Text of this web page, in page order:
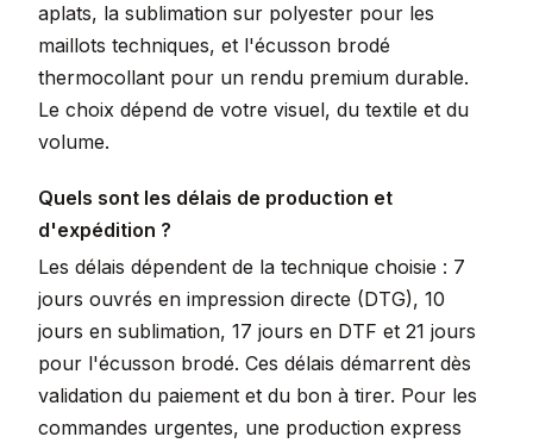
aplats, la sublimation sur polyester pour les
maillots techniques, et l'écusson brodé
thermocollant pour un rendu premium durable.
Le choix dépend de votre visuel, du textile et du
volume.
Quels sont les délais de production et
d'expédition ?
Les délais dépendent de la technique choisie : 7
jours ouvrés en impression directe (DTG), 10
jours en sublimation, 17 jours en DTF et 21 jours
pour l'écusson brodé. Ces délais démarrent dès
validation du paiement et du bon à tirer. Pour les
commandes urgentes, une production express